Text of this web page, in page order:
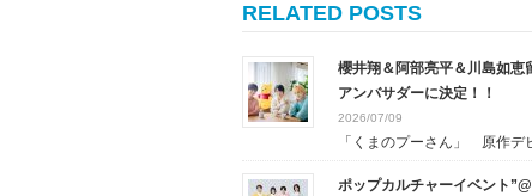
RELATED POSTS
櫻井翔＆阿部亮平＆川島如恵
アンバサダーに決定！！
2026/07/09
「くまのプーさん」 原作デ
ポップカルチャーイベント